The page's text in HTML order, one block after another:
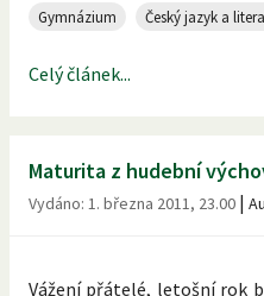
Gymnázium Český jazyk a
Celý článek...
Maturita z hudební
Vydáno: 1. března 2011, 23.00 |
Vážení přátelé, letošní rok